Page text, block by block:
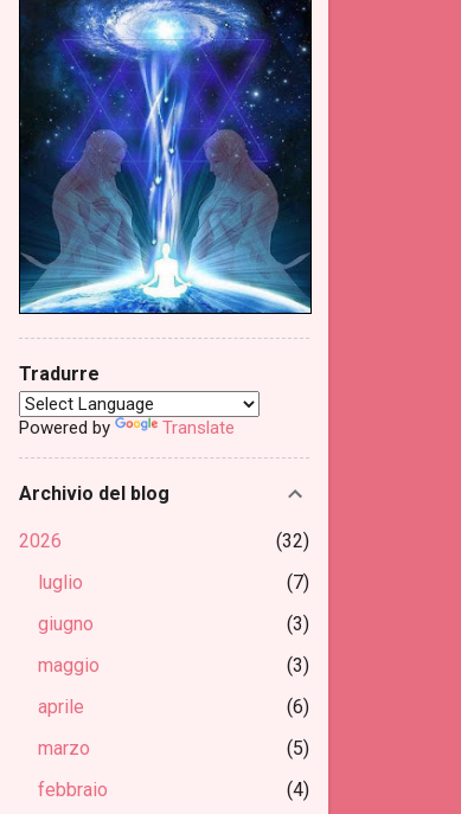
Tradurre
Powered by Translate
Archivio del blog
2026
32
luglio
7
giugno
3
maggio
3
aprile
6
marzo
5
febbraio
4